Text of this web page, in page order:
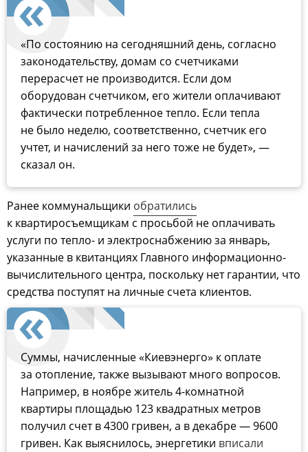
«По состоянию на сегодняшний день, согласно
законодательству, домам со счетчиками
перерасчет не производится. Если дом
оборудован счетчиком, его жители оплачивают
фактически потребленное тепло. Если тепла
не было неделю, соответственно, счетчик его
учтет, и начислений за него тоже не будет», —
сказал он.
Ранее коммунальщики обратились
к квартиросъемщикам с просьбой не оплачивать
услуги по тепло- и электроснабжению за январь,
указанные в квитанциях Главного информационно-
вычислительного центра, поскольку нет гарантии, что
средства поступят на личные счета клиентов.
Суммы, начисленные «Киевэнерго» к оплате
за отопление, также вызывают много вопросов.
Например, в ноябре житель 4-комнатной
квартиры площадью 123 квадратных метров
получил счет в 4300 гривен, а в декабре — 9600
гривен. Как выяснилось, энергетики вписали